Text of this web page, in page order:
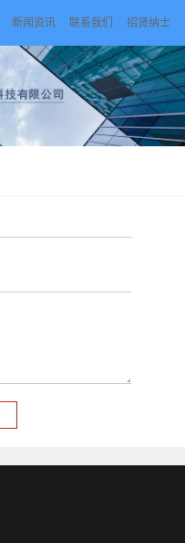
新闻资讯 联系我们 招贤纳士